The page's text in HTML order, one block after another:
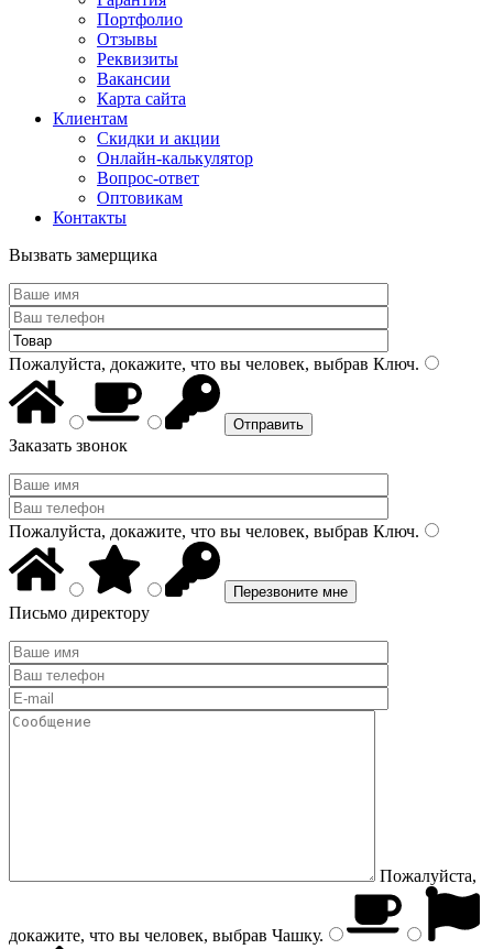
Портфолио
Отзывы
Реквизиты
Вакансии
Карта сайта
Клиентам
Скидки и акции
Онлайн-калькулятор
Вопрос-ответ
Оптовикам
Контакты
Вызвать замерщика
Пожалуйста, докажите, что вы человек, выбрав Ключ.
Заказать звонок
Пожалуйста, докажите, что вы человек, выбрав Ключ.
Письмо директору
Пожалуйста,
докажите, что вы человек, выбрав Чашку.